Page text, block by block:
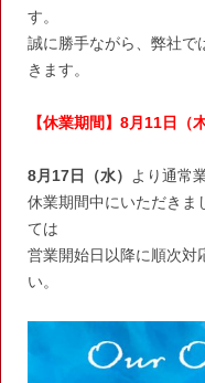
す。
誠に勝手ながら、弊社で
きます。
【休業期間】8月11日（
8月 17日（水）
より通常
休業期間中にいただきま
ては
営業開始日以降に順次対
い。